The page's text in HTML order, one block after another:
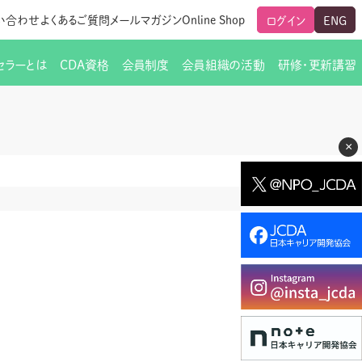
×
合わせよくあるご質問 メールマガジンOnline Shop ログイン ENG
人生すごろく金の糸
ラーとは CDA資格 会員制度 会員組織の活動
研究会・啓発交流会の活動報告
研修・更新講習
必要書類ダウンロード（ピアトレ）